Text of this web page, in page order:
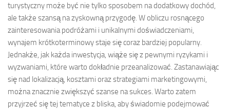
turystyczny może być nie tylko sposobem na dodatkowy dochód,
ale także szansą na zyskowną przygodę. W obliczu rosnącego
zainteresowania podróżami i unikalnymi doświadczeniami,
wynajem krótkoterminowy staje się coraz bardziej popularny.
Jednakże, jak każda inwestycja, wiąże się z pewnymi ryzykami i
wyzwaniami, które warto dokładnie przeanalizować. Zastanawiając
się nad lokalizacją, kosztami oraz strategiami marketingowymi,
można znacznie zwiększyć szanse na sukces. Warto zatem
przyjrzeć się tej tematyce z bliska, aby świadomie podejmować